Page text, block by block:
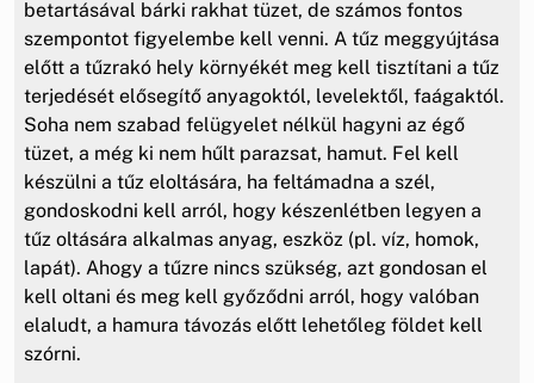
betartásával bárki rakhat tüzet, de számos fontos
szempontot figyelembe kell venni. A tűz meggyújtása
előtt a tűzrakó hely környékét meg kell tisztítani a tűz
terjedését elősegítő anyagoktól, levelektől, faágaktól.
Soha nem szabad felügyelet nélkül hagyni az égő
tüzet, a még ki nem hűlt parazsat, hamut. Fel kell
készülni a tűz eloltására, ha feltámadna a szél,
gondoskodni kell arról, hogy készenlétben legyen a
tűz oltására alkalmas anyag, eszköz (pl. víz, homok,
lapát). Ahogy a tűzre nincs szükség, azt gondosan el
kell oltani és meg kell győződni arról, hogy valóban
elaludt, a hamura távozás előtt lehetőleg földet kell
szórni.